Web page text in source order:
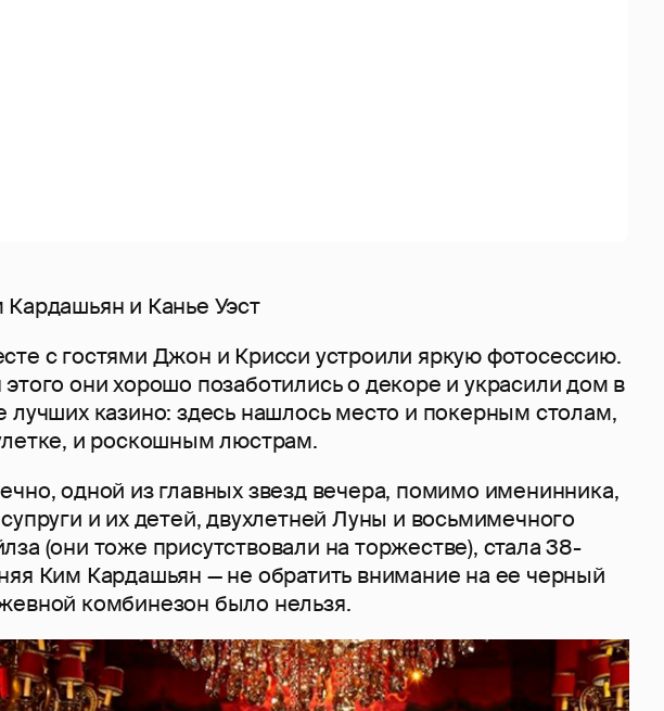
Кардашьян и Канье Уэст
с гостями Джон и Крисси устроили яркую фотосессию.
они хорошо позаботились о декоре и украсили дом в
лучших казино: здесь нашлось место и покерным столам,
и роскошным люстрам.
одной из главных звезд вечера, помимо именинника,
и их детей, двухлетней Луны и восьмимечного
(они тоже присутствовали на торжестве), стала 38-
Ким Кардашьян — не обратить внимание на ее черный
комбинезон было нельзя.